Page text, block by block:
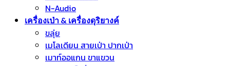
N-Audio
เครื่องเป่า & เครื่องดุริยางค์
ขลุ่ย
เมโลเดียน สายเป่า ปากเป่า
เมาท์ออแกน ขาแขวน